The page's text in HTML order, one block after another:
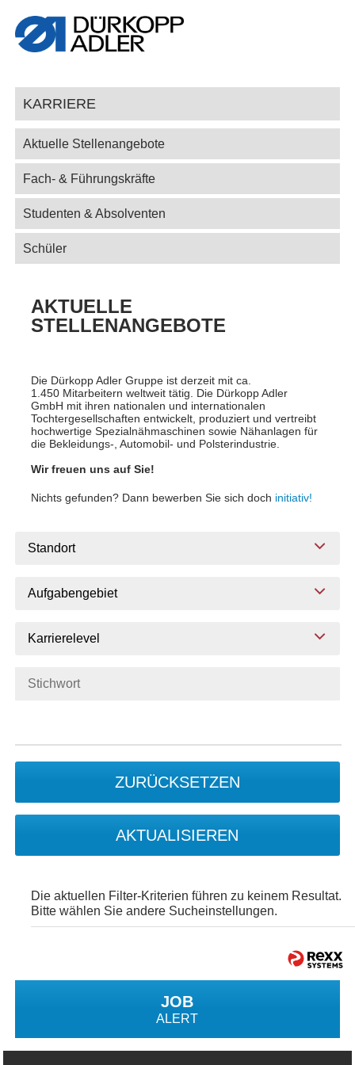
KARRIERE
Aktuelle Stellenangebote
Fach- & Führungskräfte
Studenten & Absolventen
Schüler
AKTUELLE
STELLENANGEBOTE
Die Dürkopp Adler Gruppe ist derzeit mit ca.
1.450 Mitarbeitern weltweit tätig. Die Dürkopp Adler
GmbH mit ihren nationalen und internationalen
Tochtergesellschaften entwickelt, produziert und vertreibt
hochwertige Spezialnähmaschinen sowie Nähanlagen für
die Bekleidungs-, Automobil- und Polsterindustrie.
Wir freuen uns auf Sie!
Nichts gefunden? Dann bewerben Sie sich doch initiativ!
Standort
Aufgabengebiet
Karrierelevel
ZURÜCKSETZEN
AKTUALISIEREN
Die aktuellen Filter-Kriterien führen zu keinem Resultat.
Bitte wählen Sie andere Sucheinstellungen.
JOB
ALERT